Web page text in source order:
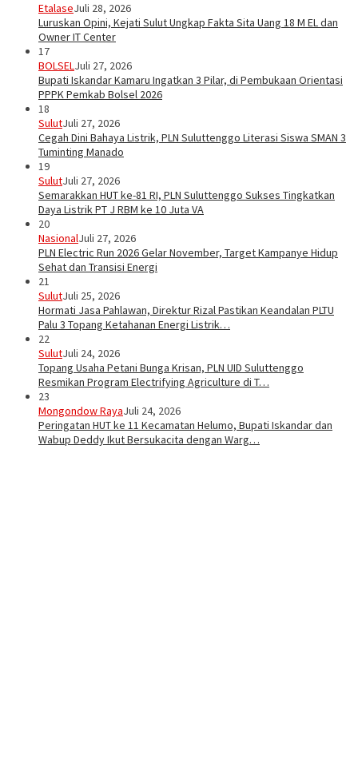
EtalaseJuli 28, 2026
Luruskan Opini, Kejati Sulut Ungkap Fakta Sita Uang 18 M EL dan
Owner IT Center
17
BOLSELJuli 27, 2026
Bupati Iskandar Kamaru Ingatkan 3 Pilar, di Pembukaan Orientasi
PPPK Pemkab Bolsel 2026
18
SulutJuli 27, 2026
Cegah Dini Bahaya Listrik, PLN Suluttenggo Literasi Siswa SMAN 3
Tuminting Manado
19
SulutJuli 27, 2026
Semarakkan HUT ke-81 RI, PLN Suluttenggo Sukses Tingkatkan
Daya Listrik PT J RBM ke 10 Juta VA
20
NasionalJuli 27, 2026
PLN Electric Run 2026 Gelar November, Target Kampanye Hidup
Sehat dan Transisi Energi
21
SulutJuli 25, 2026
Hormati Jasa Pahlawan, Direktur Rizal Pastikan Keandalan PLTU
Palu 3 Topang Ketahanan Energi Listrik…
22
SulutJuli 24, 2026
Topang Usaha Petani Bunga Krisan, PLN UID Suluttenggo
Resmikan Program Electrifying Agriculture di T…
23
Mongondow RayaJuli 24, 2026
Peringatan HUT ke 11 Kecamatan Helumo, Bupati Iskandar dan
Wabup Deddy Ikut Bersukacita dengan Warg…